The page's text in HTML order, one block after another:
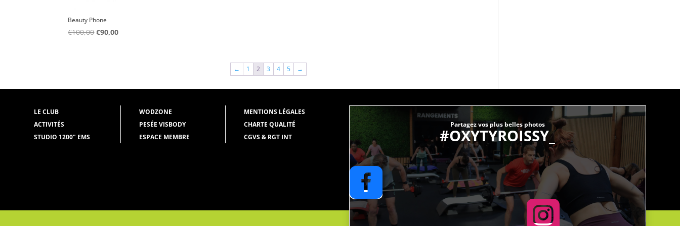
Beauty Phone
€100,00Le
€90,00Le
← 1 2 3 4 5 →
LE CLUB
ACTIVITÉS
STUDIO 1200" EMS
WODZONE
PESÉE VISBODY
ESPACE MEMBRE
MENTIONS LÉGALES
CHARTE QUALITÉ
CGVS & RGT INT
Partagez vos plus belles photos
#OXYTYROISSY_

